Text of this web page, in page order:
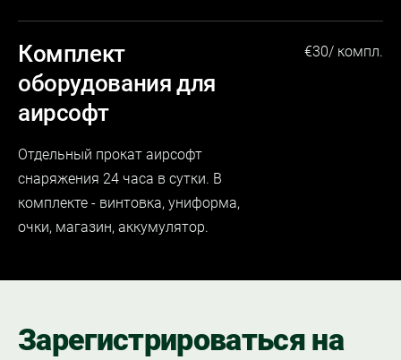
Комплект
оборудования для
аирсофт
Отдельный прокат аирсофт
снаряжения 24 часа в сутки. В
комплекте - винтовка, униформа,
очки, магазин, аккумулятор.
€30/ компл.
Зарегистрироваться на